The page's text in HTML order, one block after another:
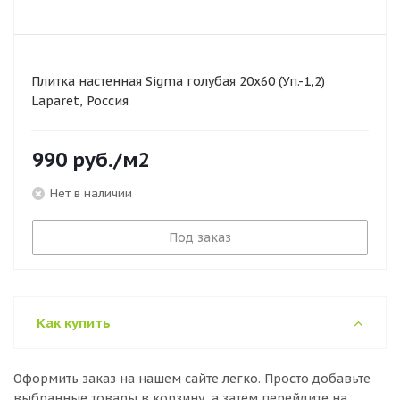
Плитка настенная Sigma голубая 20х60 (Уп.-1,2)
Laparet, Россия
990 руб./м2
Нет в наличии
Под заказ
Как купить
Оформить заказ на нашем сайте легко. Просто добавьте